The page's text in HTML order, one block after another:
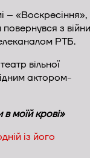
– «Воскресіння»,
з війни
РТБ.
вільної
актором-
в моїй крові»
із його